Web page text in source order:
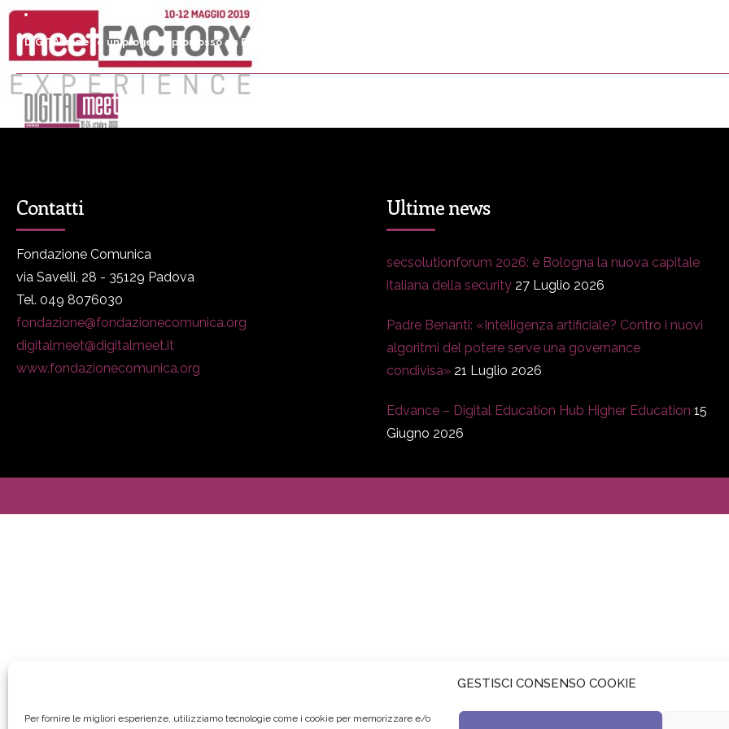
GESTISCI CONSENSO COOKIE
Per fornire le migliori esperienze, utilizziamo tecnologie come i cookie per memorizzare e/o
DIGITALmeet è un progetto promosso da Fondazione Comunica
Contatti
Fondazione Comunica
via Savelli, 28 - 35129 Padova
Tel. 049 8076030
fondazione@fondazionecomunica.org
digitalmeet@digitalmeet.it
www.fondazionecomunica.org
Ultime news
secsolutionforum 2026: è Bologna la nuova capitale
italiana della security 27 Luglio 2026
Padre Benanti: «Intelligenza artificiale? Contro i nuovi
algoritmi del potere serve una governance
condivisa» 21 Luglio 2026
Edvance – Digital Education Hub Higher Education 15
Giugno 2026